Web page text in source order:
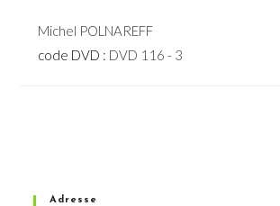
Michel POLNAREFF
code DVD : DVD 116 - 3
Adresse